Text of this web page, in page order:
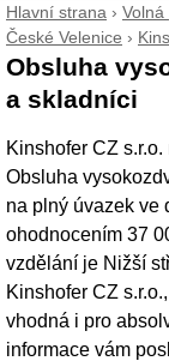
Hlavní strana ›
České Velenice ›
Obsluha
a skladníci
Kinshofer CZ
Obsluha
na plný úvazek ve
ohodnocením 37
vzdělání je Nižší
Kinshofer CZ
vhodná i pro
informace vám